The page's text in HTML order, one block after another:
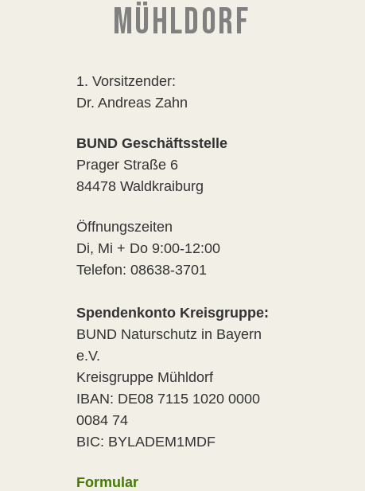
MÜHLDORF
1. Vorsitzender:
Dr. Andreas Zahn
BUND Geschäftsstelle
Prager Straße 6
84478 Waldkraiburg
Öffnungszeiten
Di, Mi + Do 9:00-12:00
Telefon: 08638-3701
Spendenkonto Kreisgruppe:
BUND Naturschutz in Bayern
e.V.
Kreisgruppe Mühldorf
IBAN: DE08 7115 1020 0000
0084 74
BIC: BYLADEM1MDF
Formular